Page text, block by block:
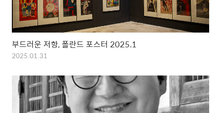
부드러운 저항, 폴란드 포스터 2025.1
2025.01.31